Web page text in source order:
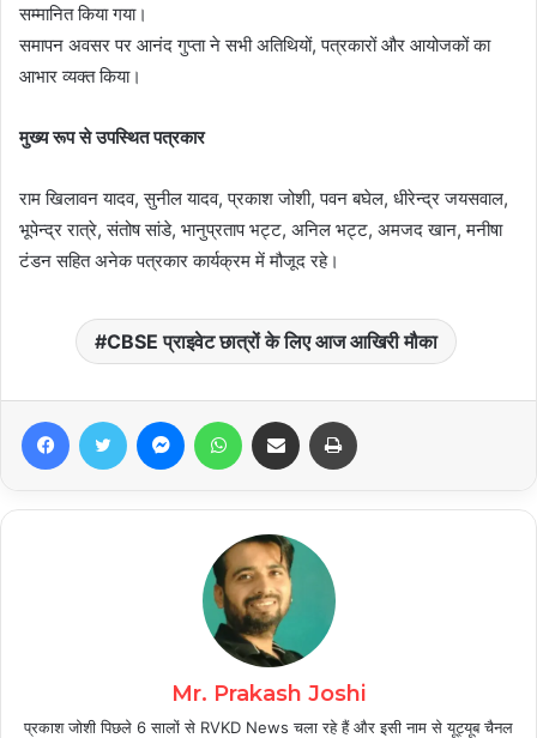
सम्मानित किया गया।
समापन अवसर पर आनंद गुप्ता ने सभी अतिथियों, पत्रकारों और आयोजकों का
आभार व्यक्त किया।
मुख्य रूप से उपस्थित पत्रकार
राम खिलावन यादव, सुनील यादव, प्रकाश जोशी, पवन बघेल, धीरेन्द्र जयसवाल,
भूपेन्द्र रात्रे, संतोष सांडे, भानुप्रताप भट्ट, अनिल भट्ट, अमजद खान, मनीषा
टंडन सहित अनेक पत्रकार कार्यक्रम में मौजूद रहे।
CBSE प्राइवेट छात्रों के लिए आज आखिरी मौका
FacebookTwitter MessengerWhatsAppShare via Email
Mr. Prakash Joshi
प्रकाश जोशी पिछले 6 सालों से RVKD News चला रहे हैं और इसी नाम से यूट्यूब चैनल